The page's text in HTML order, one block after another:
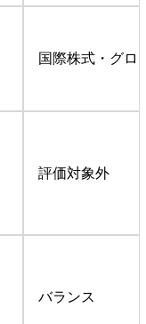
国際株式・グロ
評価対象外
バランス